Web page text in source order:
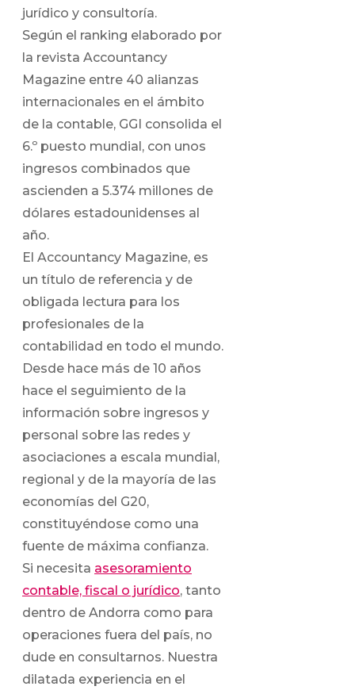
jurídico y consultoría.
Según el ranking elaborado por
la revista Accountancy
Magazine entre 40 alianzas
internacionales en el ámbito
de la contable, GGI consolida el
6.º puesto mundial, con unos
ingresos combinados que
ascienden a 5.374 millones de
dólares estadounidenses al
año.
El Accountancy Magazine, es
un título de referencia y de
obligada lectura para los
profesionales de la
contabilidad en todo el mundo.
Desde hace más de 10 años
hace el seguimiento de la
información sobre ingresos y
personal sobre las redes y
asociaciones a escala mundial,
regional y de la mayoría de las
economías del G20,
constituyéndose como una
fuente de máxima confianza.
Si necesita asesoramiento
contable, fiscal o jurídico, tanto
dentro de Andorra como para
operaciones fuera del país, no
dude en consultarnos. Nuestra
dilatada experiencia en el